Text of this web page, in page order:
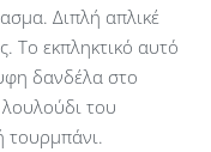
Διπλή απλικέ
Το εκπληκτικό αυτό
δανδέλα στο
του
τουρμπάνι.